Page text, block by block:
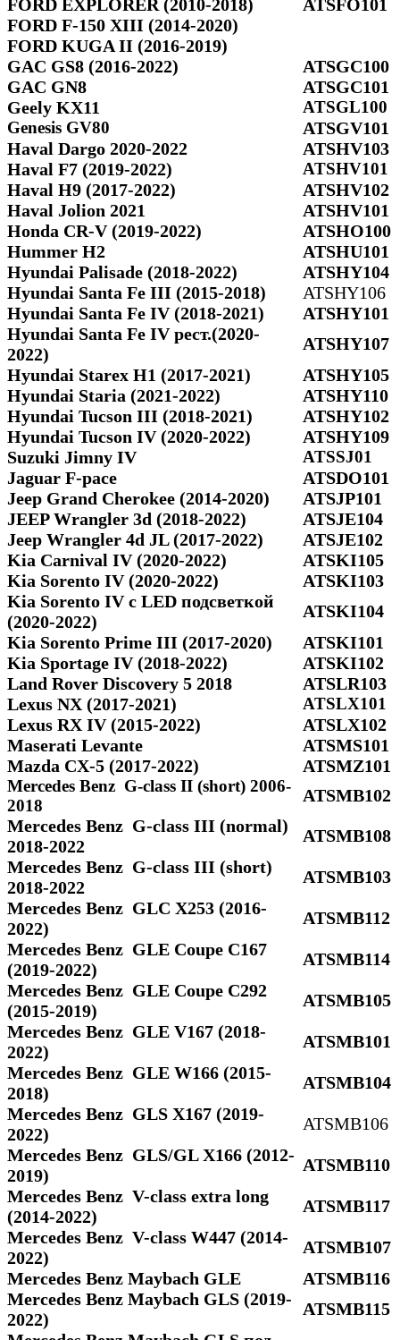
FORD EXPLORER (2010-2018)
ATSFO101
FORD F-150 XIII (2014-2020)
FORD KUGA II (2016-2019)
GAC GS8 (2016-2022)
ATSGC100
GAC GN8
ATSGC101
Geely KX11
ATSGL100
Genesis GV80
ATSGV101
Haval Dargo 2020-2022
ATSHV103
Haval F7 (2019-2022)
ATSHV101
Haval H9 (2017-2022)
ATSHV102
Haval Jolion 2021
ATSHV101
Honda CR-V (2019-2022)
ATSHO100
Hummer H2
ATSHU101
Hyundai Palisade (2018-2022)
ATSHY104
Hyundai Santa Fe III (2015-2018)
ATSHY106
Hyundai Santa Fe IV (2018-2021)
ATSHY101
Hyundai Santa Fe IV рест.(2020-
2022)
ATSHY107
Hyundai Starex H1 (2017-2021)
ATSHY105
Hyundai Staria (2021-2022)
ATSHY110
Hyundai Tucson III (2018-2021)
ATSHY102
Hyundai Tucson IV (2020-2022)
ATSHY109
Suzuki Jimny IV
ATSSJ01
Jaguar F-pace
ATSDO101
Jeep Grand Cherokee (2014-2020)
ATSJP101
JEEP Wrangler 3d (2018-2022)
ATSJE104
Jeep Wrangler 4d JL (2017-2022)
ATSJE102
Kia Carnival IV (2020-2022)
ATSKI105
Kia Sorento IV (2020-2022)
ATSKI103
Kia Sorento IV с LED подсветкой
(2020-2022)
ATSKI104
Kia Sorento Prime III (2017-2020)
ATSKI101
Kia Sportage IV (2018-2022)
ATSKI102
Land Rover Discovery 5 2018
ATSLR103
Lexus NX (2017-2021)
ATSLX101
Lexus RX IV (2015-2022)
ATSLX102
Maserati Levante
ATSMS101
Mazda CX-5 (2017-2022)
ATSMZ101
Mercedes Benz G-class II (short) 2006-
2018
ATSMB102
Mercedes Benz G-class III (normal)
2018-2022
ATSMB108
Mercedes Benz G-class III (short)
2018-2022
ATSMB103
Mercedes Benz GLC X253 (2016-
2022)
ATSMB112
Mercedes Benz GLE Coupe C167
(2019-2022)
ATSMB114
Mercedes Benz GLE Coupe C292
(2015-2019)
ATSMB105
Mercedes Benz GLE V167 (2018-
2022)
ATSMB101
Mercedes Benz GLE W166 (2015-
2018)
ATSMB104
Mercedes Benz GLS Х167 (2019-
2022)
ATSMB106
Mercedes Benz GLS/GL X166 (2012-
2019)
ATSMB110
Mercedes Benz V-class extra long
(2014-2022)
ATSMB117
Mercedes Benz V-class W447 (2014-
2022)
ATSMB107
Mercedes Benz Maybach GLE
ATSMB116
Mercedes Benz Maybach GLS (2019-
2022)
ATSMB115